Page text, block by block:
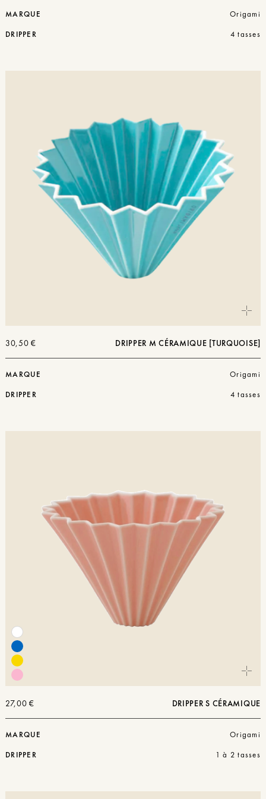
MARQUE
Origami
DRIPPER
4 tasses
DRIPPER M CÉRAMIQUE [TURQUOISE]
30,50€
MARQUE
Origami
DRIPPER
4 tasses
DRIPPER S CÉRAMIQUE
27,00€
MARQUE
Origami
DRIPPER
1 à 2 tasses